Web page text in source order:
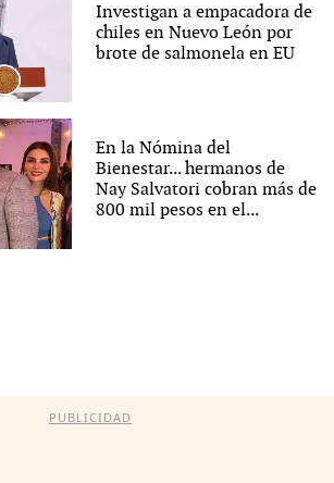
Investigan a empacadora de
chiles en Nuevo León por
brote de salmonela en EU
En la Nómina del
Bienestar... hermanos de
Nay Salvatori cobran más de
800 mil pesos en el...
PUBLICIDAD